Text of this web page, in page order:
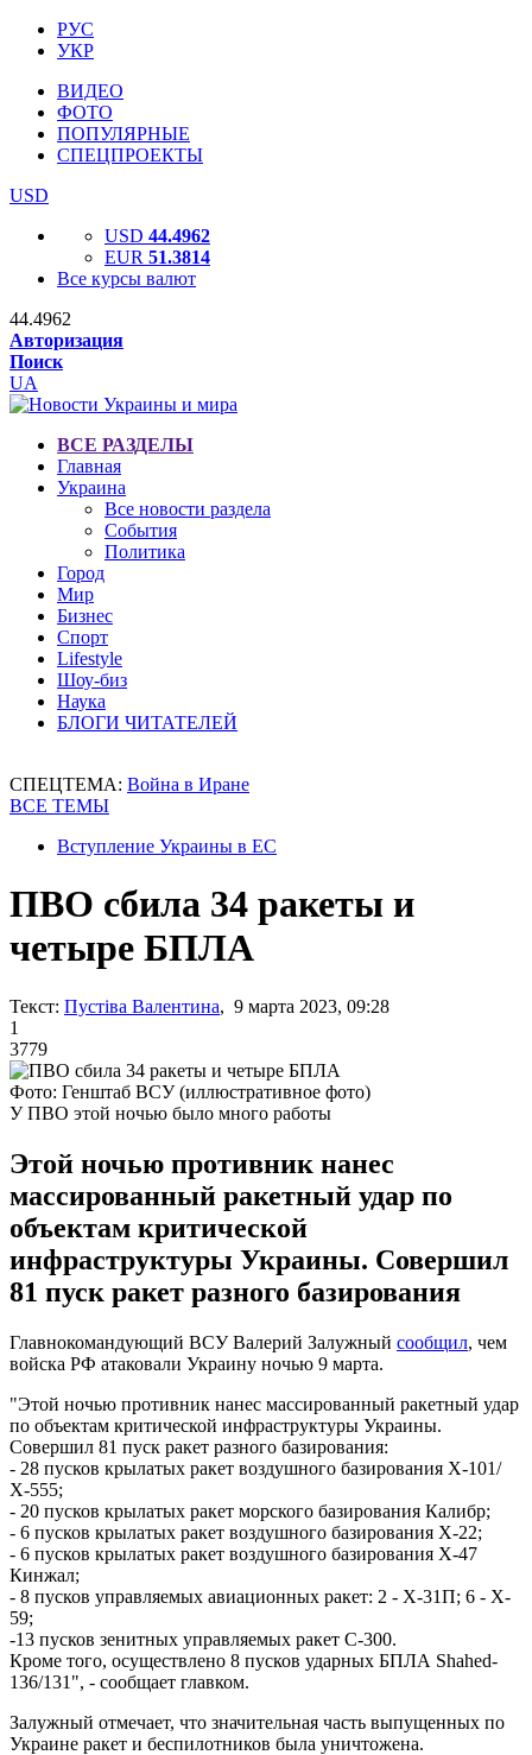
РУС
УКР
ВИДЕО
ФОТО
ПОПУЛЯРНЫЕ
СПЕЦПРОЕКТЫ
USD
USD 44.4962
EUR 51.3814
Все курсы валют
44.4962
Авторизация
Поиск
UA
ВСЕ РАЗДЕЛЫ
Главная
Украина
Все новости раздела
События
Политика
Город
Мир
Бизнес
Спорт
Lifestyle
Шоу-биз
Наука
БЛОГИ ЧИТАТЕЛЕЙ
СПЕЦТЕМА: Война в Иране
ВСЕ ТЕМЫ
Вступление Украины в ЕС
ПВО сбила 34 ракеты и
четыре БПЛА
Текст: Пустіва Валентина, 9 марта 2023, 09:28
1
3779
Фото: Генштаб ВСУ (иллюстративное фото)
У ПВО этой ночью было много работы
Этой ночью противник нанес
массированный ракетный удар по
объектам критической
инфраструктуры Украины. Совершил
81 пуск ракет разного базирования
Главнокомандующий ВСУ Валерий Залужный сообщил, чем
войска РФ атаковали Украину ночью 9 марта.
"Этой ночью противник нанес массированный ракетный удар
по объектам критической инфраструктуры Украины.
Совершил 81 пуск ракет разного базирования:
- 28 пусков крылатых ракет воздушного базирования Х-101/
Х-555;
- 20 пусков крылатых ракет морского базирования Калибр;
- 6 пусков крылатых ракет воздушного базирования X-22;
- 6 пусков крылатых ракет воздушного базирования Х-47
Кинжал;
- 8 пусков управляемых авиационных ракет: 2 - Х-31П; 6 - X-
59;
-13 пусков зенитных управляемых ракет С-300.
Кроме того, осуществлено 8 пусков ударных БПЛА Shahed-
136/131", - сообщает главком.
Залужный отмечает, что значительная часть выпущенных по
Украине ракет и беспилотников была уничтожена.